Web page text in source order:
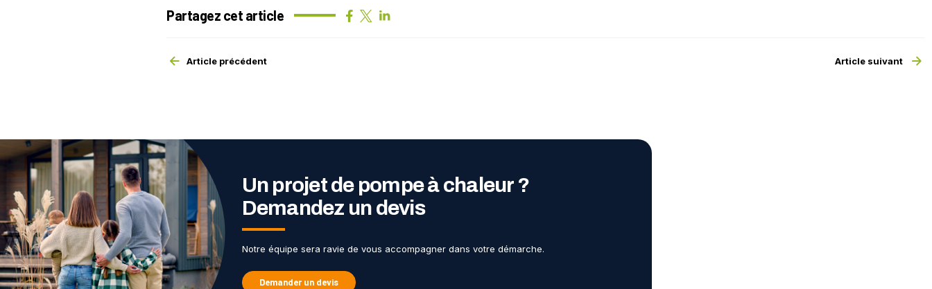
Partagez cet article
Article précédent Article suivant
Un projet de pompe à chaleur ?
Demandez un devis
Notre équipe sera ravie de vous accompagner dans votre démarche.
Demander un devis